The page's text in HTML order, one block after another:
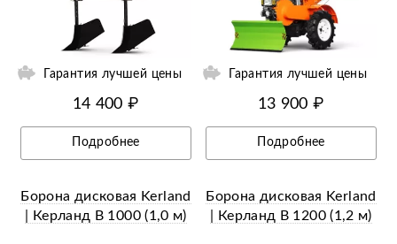
Гарантия лучшей цены
14 400 ₽
Подробнее
Ещё 2 фотографии
Гарантия лучшей цены
13 900 ₽
Подробнее
Борона дисковая Kerland
| Керланд B 1000 (1,0 м)
Борона дисковая Kerland
| Керланд B 1200 (1,2 м)